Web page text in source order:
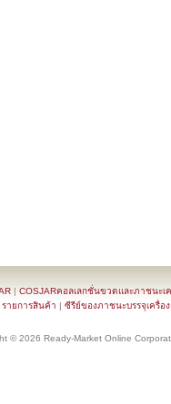
| COSJARคอลเลกชั่นขวดและภาชนะเ
รายการสินค้า | ซีรีย์ของภาชนะบรรจุเครื่อ
© 2026 Ready-Market Online